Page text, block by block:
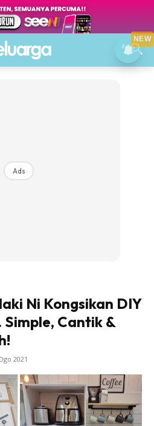
Ads
Ni Kongsikan DIY
Cantik &
2021
NEW